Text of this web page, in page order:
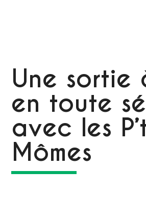
Une sortie
en toute
avec les
Mômes